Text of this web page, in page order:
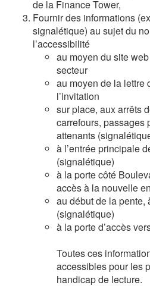
de la Finance Tower,
Fournir des informations
signalétique) au sujet du
l’accessibilité
au moyen du site
secteur
au moyen de la lettre
l’invitation
sur place, aux arrêts
carrefours, passages
attenants
à l’entrée principale
(signalétique)
à la porte côté
accès à la nouvelle
au début de la pente,
(signalétique)
à la porte d’accès
Toutes ces
accessibles pour les
handicap de lecture.